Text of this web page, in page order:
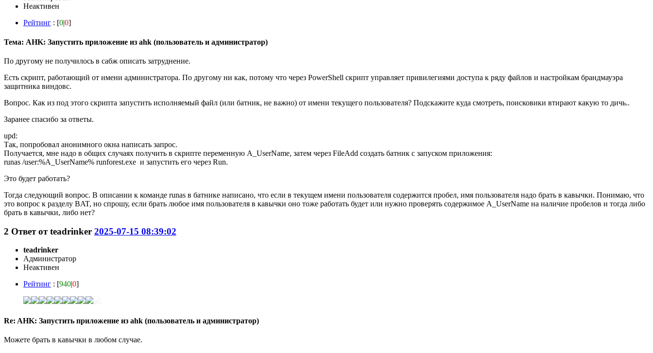
Неактивен
Рейтинг : [0|0]
Тема: AHK: Запустить приложение из ahk (пользователь и администратор)
По другому не получилось в сабж описать затруднение.
Есть скрипт, работающий от имени администратора. По другому ни как, потому что через PowerShell скрипт управляет привилегиями доступа к ряду файлов и настройкам брандмауэра
защитника виндовс.
Вопрос. Как из под этого скрипта запустить исполняемый файл (или батник, не важно) от имени текущего пользователя? Подскажите куда смотреть, поисковики втирают какую то дичь..
Заранее спасибо за ответы.
upd:
Так, попробовал анонимного окна написать запрос.
Получается, мне надо в общих случаях получить в скрипте переменную A_UserName, затем через FileAdd создать батник с запуском приложения:
runas /user:%A_UserName% runforest.exe и запустить его через Run.
Это будет работать?
Тогда следующий вопрос. В описании к команде runas в батнике написано, что если в текущем имени пользователя содержится пробел, имя пользователя надо брать в кавычки. Понимаю, что
это вопрос к разделу BAT, но спрошу, если брать любое имя пользователя в кавычки оно тоже работать будет или нужно проверять содержимое A_UserName на наличие пробелов и тогда либо
брать в кавычки, либо нет?
2 Ответ отteadrinker 2025-07-15 08:39:02
teadrinker
Администратор
Неактивен
Рейтинг : [940|0]
Re: AHK: Запустить приложение из ahk (пользователь и администратор)
Можете брать в кавычки в любом случае.